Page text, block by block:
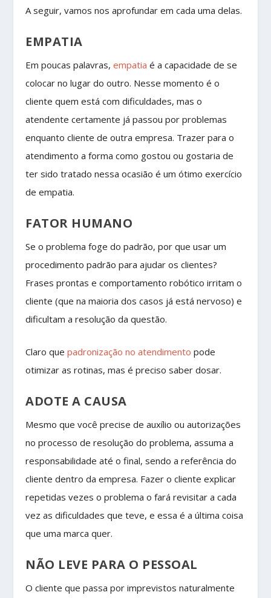
A seguir, vamos nos aprofundar em cada uma delas.
EMPATIA
Em poucas palavras,empatia é a capacidade de se
colocar no lugar do outro. Nesse momento é o
cliente quem está com dificuldades, mas o
atendente certamente já passou por problemas
enquanto cliente de outra empresa. Trazer para o
atendimento a forma como gostou ou gostaria de
ter sido tratado nessa ocasião é um ótimo exercício
de empatia.
FATOR HUMANO
Se o problema foge do padrão, por que usar um
procedimento padrão para ajudar os clientes?
Frases prontas e comportamento robótico irritam o
cliente (que na maioria dos casos já está nervoso) e
dificultam a resolução da questão.
Claro quepadronização no atendimento pode
otimizar as rotinas, mas é preciso saber dosar.
ADOTE A CAUSA
Mesmo que você precise de auxílio ou autorizações
no processo de resolução do problema, assuma a
responsabilidade até o final, sendo a referência do
cliente dentro da empresa. Fazer o cliente explicar
repetidas vezes o problema o fará revisitar a cada
vez as dificuldades que teve, e essa é a última coisa
que uma marca quer.
NÃO LEVE PARA O PESSOAL
O cliente que passa por imprevistos naturalmente